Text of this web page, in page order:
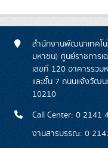
สำนักงานพัฒนาเทคโ
มหาชน) ศูนย์ราชการ
เลขที่ 120 อาคารรว
และชั้น 7 ถนนแจ้งวัฒ
10210
Call Center: 0 2141
งานสารบรรณ: 0